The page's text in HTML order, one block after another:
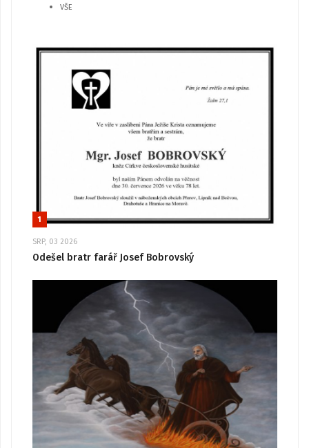
VŠE
1
SRP, 03 2026
Odešel bratr farář Josef Bobrovský